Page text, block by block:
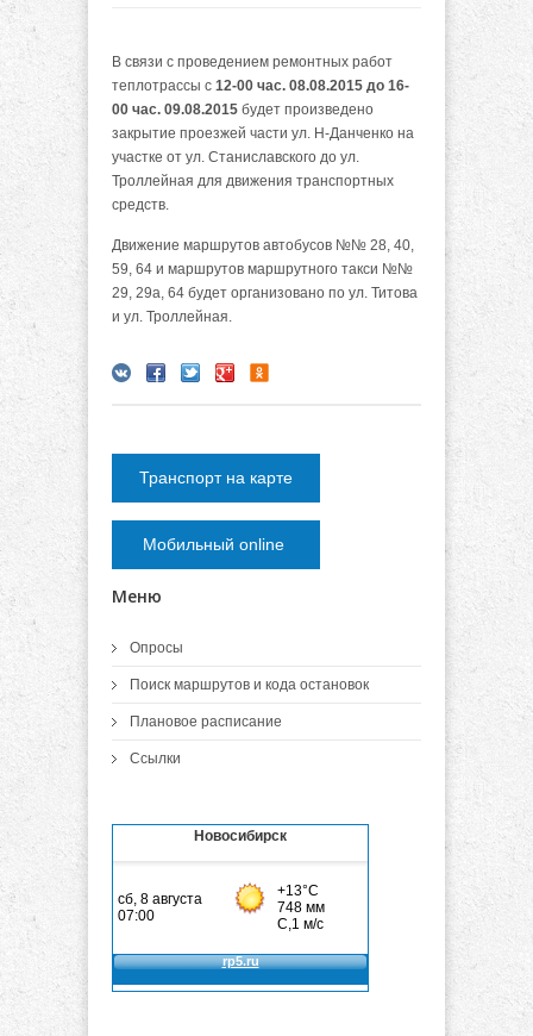
В связи с проведением ремонтных работ
теплотрассы с 12-00 час. 08.08.2015 до 16-
00 час. 09.08.2015 будет произведено
закрытие проезжей части ул. Н-Данченко на
участке от ул. Станиславского до ул.
Троллейная для движения транспортных
средств.
Движение маршрутов автобусов №№ 28, 40,
59, 64 и маршрутов маршрутного такси №№
29, 29а, 64 будет организовано по ул. Титова
и ул. Троллейная.
Транспорт на карте
Мобильный online
Меню
Опросы
Поиск маршрутов и кода остановок
Плановое расписание
Ссылки
Новосибирск